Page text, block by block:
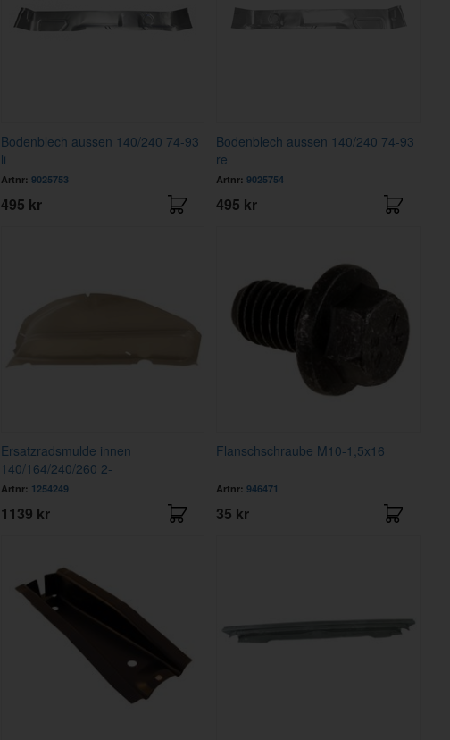
Bodenblech aussen 140/240 74-93
li
Artnr: 9025753
495 kr
Bodenblech aussen 140/240 74-93
re
Artnr:9025754
495 kr
Ersatzradsmulde innen
140/164/240/260 2-
Artnr: 1254249
1139 kr
Flanschschraube M10-1,5x16
Artnr:946471
35 kr